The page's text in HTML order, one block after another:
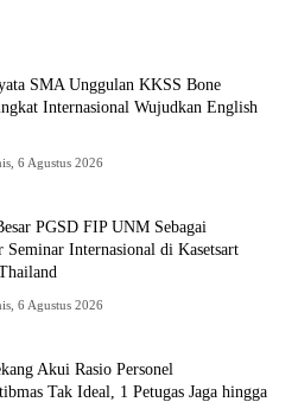
SMA Unggulan KKSS Bone
Internasional Wujudkan English
6 Agustus 2026
PGSD FIP UNM Sebagai
Seminar Internasional di Kasetsart
6 Agustus 2026
Akui Rasio Personel
Tak Ideal, 1 Petugas Jaga hingga